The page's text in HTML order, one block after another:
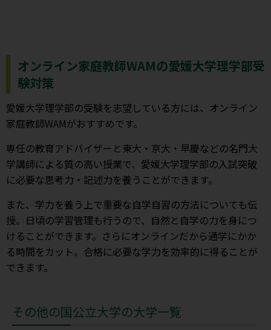
オンライン家庭教師WAMの愛媛大学理学部受
験対策
愛媛大学理学部の受験を志望している方には、オンライン
家庭教師WAMがおすすめです。
専任の教育アドバイザーと東大・京大・早慶などの名門大
学講師による質の高い授業で、愛媛大学理学部の入試突破
に必要な思考力・記述力を養うことができます。
また、学力を養う上で重要な自学自習の方法についても伝
授。日頃の学習管理も行うので、自然と自学の力を身につ
けることができます。さらにオンラインだから通学にかか
る時間をカット。合格に必要な学力を効率的に得ることが
できます。
その他の国公立大学の大学一覧